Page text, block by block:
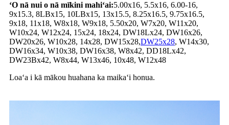
ʻO nā nui o nā mīkini mahiʻai:5.00x16, 5.5x16, 6.00-16,
9x15.3, 8LBx15, 10LBx15, 13x15.5, 8.25x16.5, 9.75x16.5,
9x18, 11x18, W8x18, W9x18, 5.50x20, W7x20, W11x20,
W10x24, W12x24, 15x24, 18x24, DW18Lx24, DW16x26,
DW20x26, W10x28, 14x28, DW15x28,DW25x28, W14x30,
DW16x34, W10x38, DW16x38, W8x42, DD18Lx42,
DW23Bx42, W8x44, W13x46, 10x48, W12x48
Loaʻa i kā mākou huahana ka maikaʻi honua.